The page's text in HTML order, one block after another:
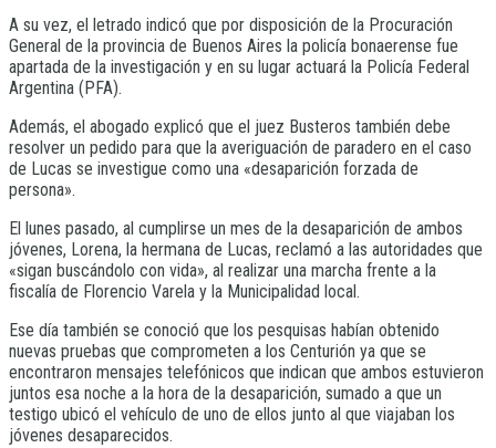
A su vez, el letrado indicó que por disposición de la Procuración
General de la provincia de Buenos Aires la policía bonaerense fue
apartada de la investigación y en su lugar actuará la Policía Federal
Argentina (PFA).
Además, el abogado explicó que el juez Busteros también debe
resolver un pedido para que la averiguación de paradero en el caso
de Lucas se investigue como una «desaparición forzada de
persona».
El lunes pasado, al cumplirse un mes de la desaparición de ambos
jóvenes, Lorena, la hermana de Lucas, reclamó a las autoridades que
«sigan buscándolo con vida», al realizar una marcha frente a la
fiscalía de Florencio Varela y la Municipalidad local.
Ese día también se conoció que los pesquisas habían obtenido
nuevas pruebas que comprometen a los Centurión ya que se
encontraron mensajes telefónicos que indican que ambos estuvieron
juntos esa noche a la hora de la desaparición, sumado a que un
testigo ubicó el vehículo de uno de ellos junto al que viajaban los
jóvenes desaparecidos.